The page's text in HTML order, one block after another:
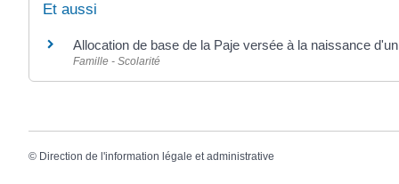
Et aussi
Allocation de base de la Paje versée à la naissance
Famille - Scolarité
© Direction de l'information légale et administrative